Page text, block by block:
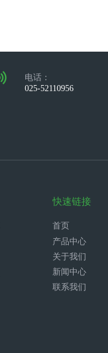
电话：
025-52110956
快速链接
首页
产品中心
关于我们
新闻中心
联系我们